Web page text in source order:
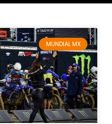
MUNDIAL MX